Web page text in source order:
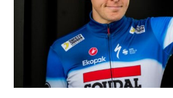
Actualités
Technologies